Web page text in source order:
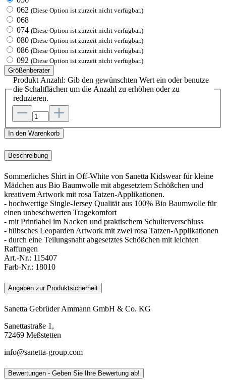
062 (Diese Option ist zurzeit nicht verfügbar.)
068
074 (Diese Option ist zurzeit nicht verfügbar.)
080 (Diese Option ist zurzeit nicht verfügbar.)
086 (Diese Option ist zurzeit nicht verfügbar.)
092 (Diese Option ist zurzeit nicht verfügbar.)
Größenberater
Produkt Anzahl: Gib den gewünschten Wert ein oder benutze
die Schaltflächen um die Anzahl zu erhöhen oder zu
reduzieren.
In den Warenkorb
Beschreibung
Sommerliches Shirt in Off-White von Sanetta Kidswear für kleine
Mädchen aus Bio Baumwolle mit abgesetztem Schößchen und
kreativem Artwork mit rosa Tatzen-Applikationen.
- hochwertige Single-Jersey Qualität aus 100% Bio Baumwolle für
einen unbeschwerten Tragekomfort
- mit Printlabel im Nacken und praktischem Schulterverschluss
- hübsches Leoparden Artwork mit zwei rosa Tatzen-Applikationen
- durch eine Teilungsnaht abgesetztes Schößchen mit leichten
Raffungen
Art.-Nr.: 115407
Farb-Nr.: 18010
Angaben zur Produktsicherheit
Sanetta Gebrüder Ammann GmbH & Co. KG
Sanettastraße 1,
72469 Meßstetten
info@sanetta-group.com
Bewertungen - Geben Sie Ihre Bewertung ab!